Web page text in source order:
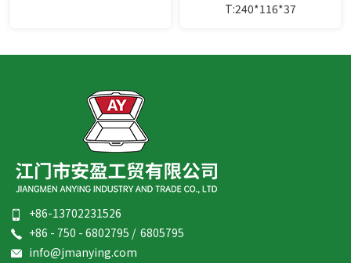
T:240*116*37
+86-13702231526
+86 - 750 - 6802795 / 6805795
info@jmanying.com